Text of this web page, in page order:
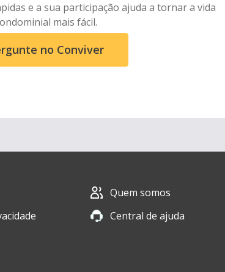
e a sua participação ajuda a tornar a vida
mais fácil.
no Conviver
Quem somos
Central de ajuda